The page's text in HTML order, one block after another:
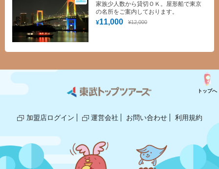
¥11,000 ¥12,000
家族少人数から貸切ＯＫ。屋形船で東京
の名所をご案内しております。
加盟店ログイン 運営会社 お問い合わせ 利用規約
トップへ